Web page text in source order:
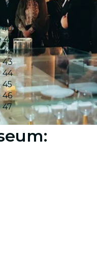
40
42
43
44
45
46
47